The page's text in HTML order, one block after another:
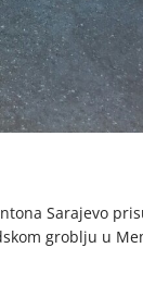
Sarajevo
groblju u